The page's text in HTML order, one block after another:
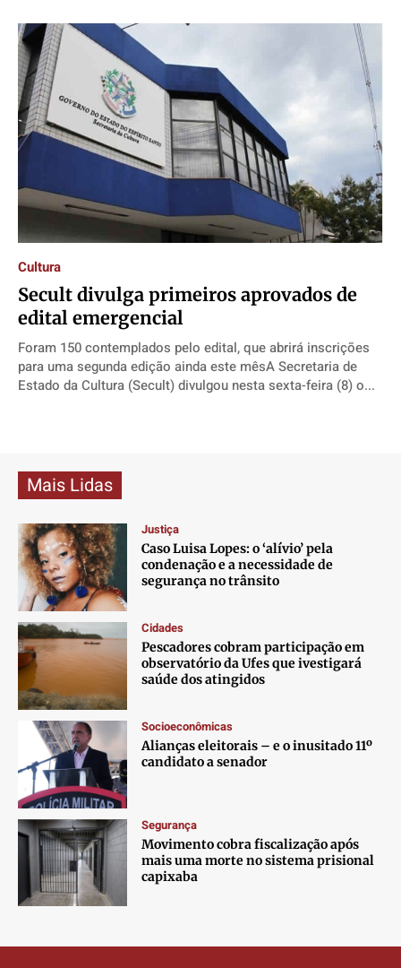
Cultura
​Secult divulga primeiros aprovados de
edital emergencial
Foram 150 contemplados pelo edital, que abrirá inscrições
para uma segunda edição ainda este mêsA Secretaria de
Estado da Cultura (Secult) divulgou nesta sexta-feira (8) o...
Mais Lidas
Justiça
Caso Luisa Lopes: o ‘alívio’ pela
condenação e a necessidade de
segurança no trânsito
Cidades
Pescadores cobram participação em
observatório da Ufes que ivestigará
saúde dos atingidos
Socioeconômicas
Alianças eleitorais – e o inusitado 11º
candidato a senador
Segurança
Movimento cobra fiscalização após
mais uma morte no sistema prisional
capixaba